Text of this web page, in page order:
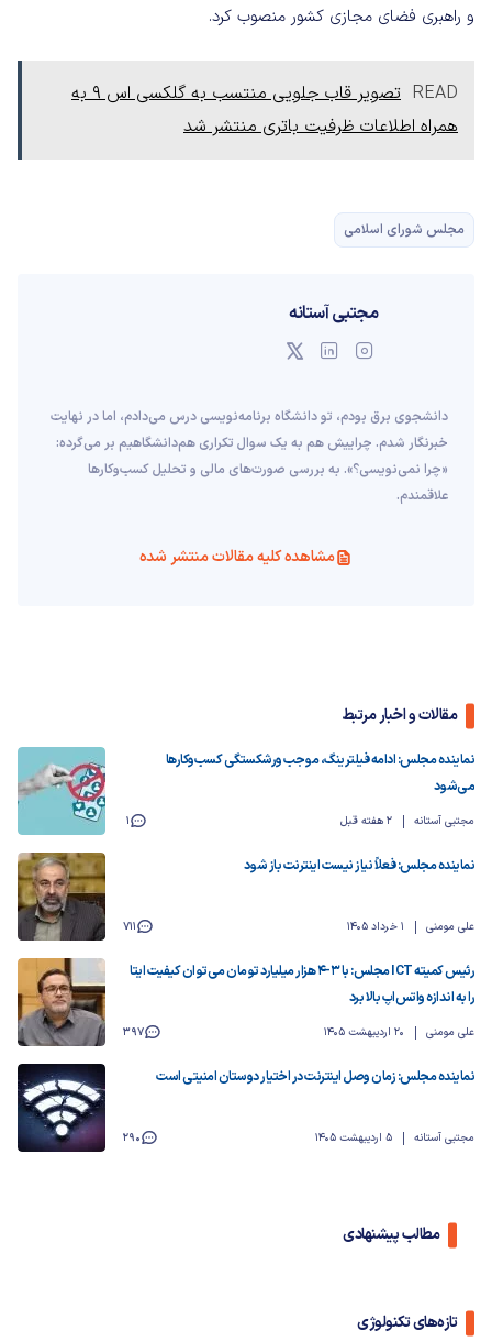
و راهبری فضای مجازی کشور منصوب کرد.
READ
تصویر قاب جلویی منتسب به گلکسی اس 9 به
همراه اطلاعات ظرفیت باتری منتشر شد
مجلس شورای اسلامی
مجتبی آستانه
دانشجوی برق بودم، تو دانشگاه برنامه‌نویسی درس می‌دادم، اما در نهایت
خبرنگار شدم. چراییش هم به یک سوال تکراری هم‌دانشگاهیم بر می‌گرده:
«چرا نمی‌نویسی؟». به بررسی صورت‌های مالی و تحلیل کسب‌وکارها
علاقمندم.
مشاهده کلیه مقالات منتشر شده
مقالات و اخبار مرتبط
نماینده مجلس: ادامه فیلترینگ، موجب ورشکستگی کسب‌وکارها
می‌شود
مجتبی آستانه 2 هفته قبل 1
نماینده مجلس: فعلاً نیاز نیست اینترنت باز شود
علی مومنی 1 خرداد 1405 711
رئیس کمیته ICT مجلس: با ۳-۴ هزار میلیارد تومان می‌توان کیفیت ایتا
را به اندازه واتس‌اپ بالا برد
علی مومنی 20 اردیبهشت 1405 397
نماینده مجلس: زمان وصل اینترنت در اختیار دوستان امنیتی است
مجتبی آستانه 5 اردیبهشت 1405 290
مطالب پیشنهادی
تازه‌های تکنولوژی